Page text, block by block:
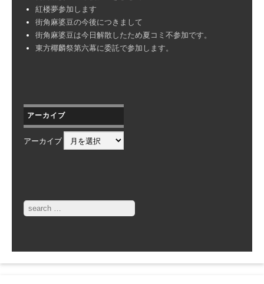
紅楼夢参加します
街角麻婆豆の今後につきまして
街角麻婆豆は今日解散したため夏コミ不参加です。
東方椰麟祭第六幕に委託で参加します。
アーカイブ
アーカイブ
Search